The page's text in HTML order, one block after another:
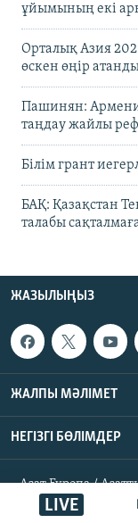
LIVE
ұйымының екі
Орталық Азия
өскен өңір
Пашинян:
таңдау жайлы
Білім грант
БАҚ: Қазақстан
талабы
ЖАЗЫЛЫҢЫЗ
ЖАЛПЫ МӘЛІМЕТ
НЕГІЗГІ БӨЛІМДЕР
Азат Еуропа /
құқықтары